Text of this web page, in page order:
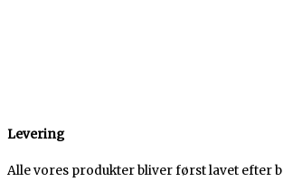
Levering
Alle vores produkter bliver først lavet efter